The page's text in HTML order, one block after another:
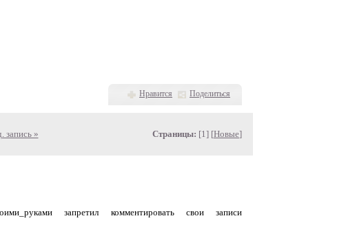
Нравится Поделиться
запись » Страницы: [1] [Новые]
запретил комментировать свои записи